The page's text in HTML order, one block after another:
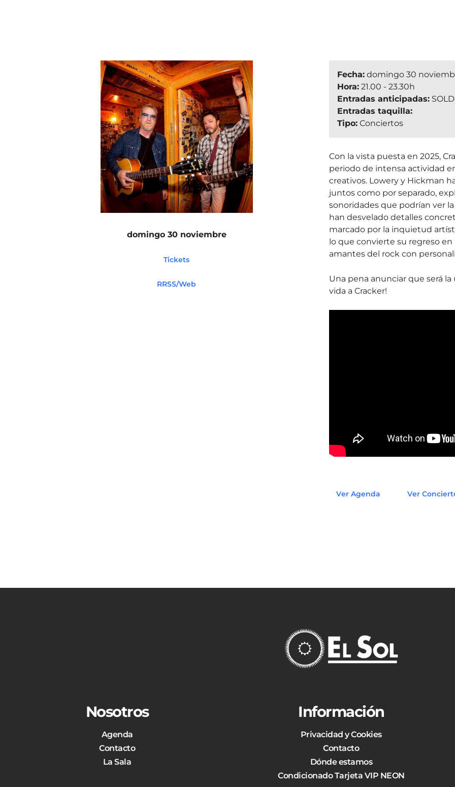
domingo 30 noviembre
Tickets
RRSS/Web
Fecha:domingo 30
Hora:21.00 - 23.30h
Entradas anticipadas:
Entradas taquilla:
Tipo:Conciertos
Con la vista puesta en 2025,
periodo de intensa actividad
creativos. Lowery y Hickman
juntos como por separado,
sonoridades que podrían ver
han desvelado detalles
marcado por la inquietud
lo que convierte su regreso
amantes del rock con
Una pena anunciar que será
vida a Cracker!
Ver Agenda Ver
Nosotros
Agenda
Contacto
La Sala
Información
Privacidad y Cookies
Contacto
Dónde estamos
Condicionado Tarjeta VIP NEON